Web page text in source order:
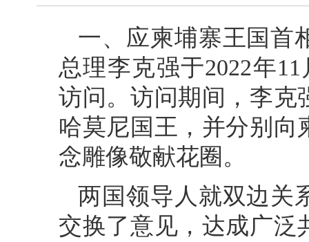
一、应柬埔寨王国首
总理李克强于2022年
访问。访问期间，李克
哈莫尼国王，并分别向
念雕像敬献花圈。
两国领导人就双边关
交换了意见，达成广泛